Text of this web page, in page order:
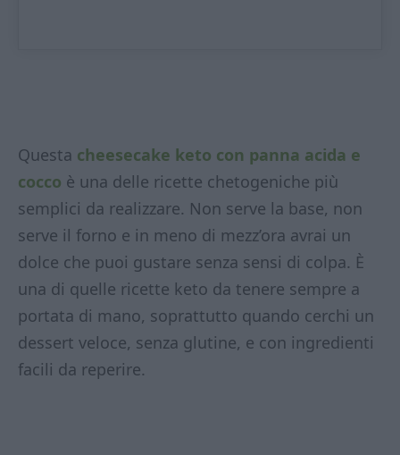
Questa cheesecake keto con panna acida e
cocco è una delle ricette chetogeniche più
semplici da realizzare. Non serve la base, non
serve il forno e in meno di mezz’ora avrai un
dolce che puoi gustare senza sensi di colpa. È
una di quelle ricette keto da tenere sempre a
portata di mano, soprattutto quando cerchi un
dessert veloce, senza glutine, e con ingredienti
facili da reperire.